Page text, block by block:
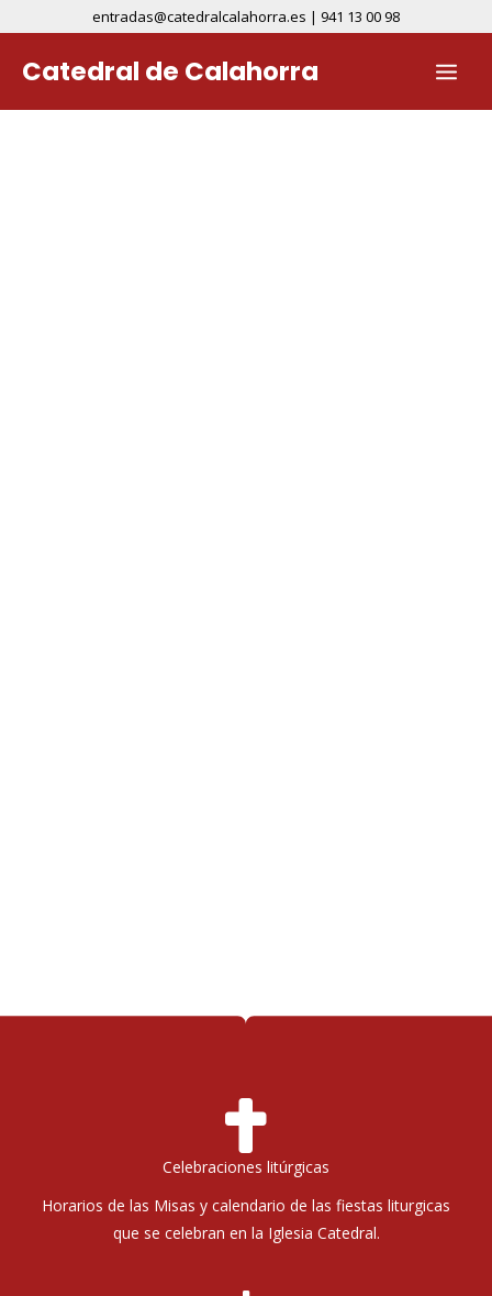
al
contenido
entradas@catedralcalahorra.es | 941 13 00 98
Catedral de Calahorra
Celebraciones litúrgicas
Horarios de las Misas y calendario de las fiestas liturgicas
que se celebran en la Iglesia Catedral.